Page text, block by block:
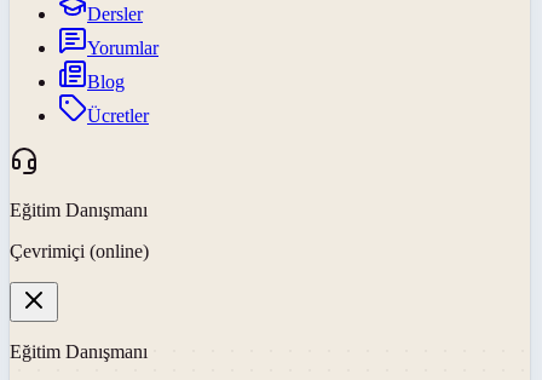
Dersler
Yorumlar
Blog
Ücretler
Eğitim Danışmanı
Çevrimiçi (online)
Eğitim Danışmanı